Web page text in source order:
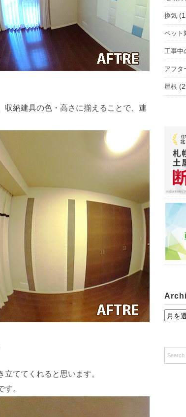
収納建具の色・高さに揃えることで、連
ててくれると思います。
。
換気
ペット
工事中
アフタ
屋根
A
h